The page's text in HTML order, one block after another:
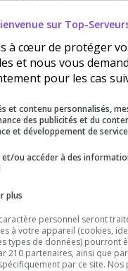
skill, de la stratégie
Dust2
18
clics
sur Top-
à cœur de protéger
et nous vous
pour les cas
et contenu personnalisés,
des publicités et du
et développement de
ou accéder à des
plus
personnel seront
à votre appareil (cookies,
types de données) pourront
210 partenaires, ainsi que
par ce site. Nos